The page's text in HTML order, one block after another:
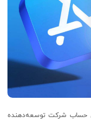
حساب شرکت توسعه‌دهنده